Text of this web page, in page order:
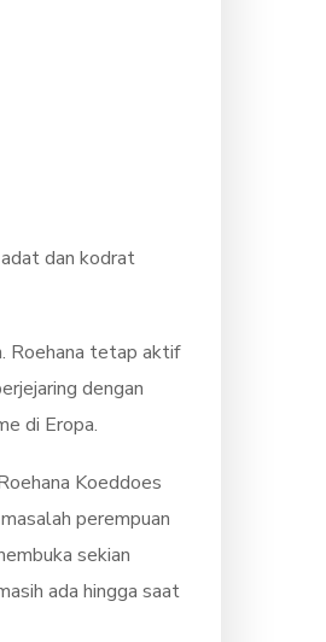
dan kodrat
Roehana tetap aktif
dengan
di Eropa.
Koeddoes
perempuan
sekian
ada hingga saat